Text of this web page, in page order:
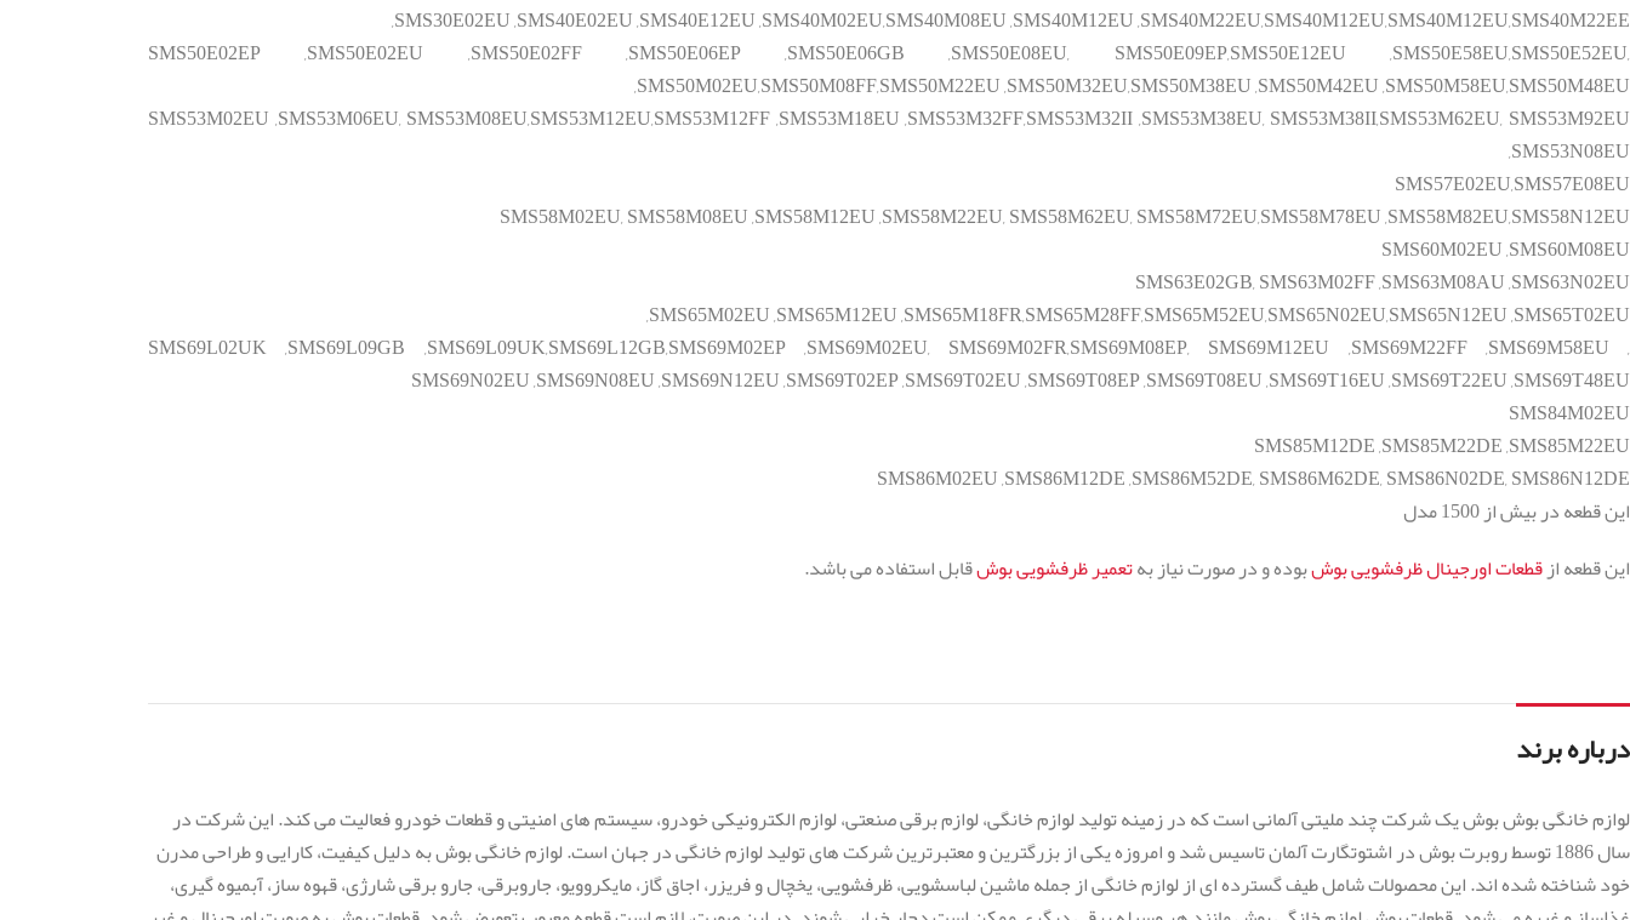
SMS30E02EU ,SMS40E02EU ,SMS40E12EU ,SMS40M02EU,SMS40M08EU ,SMS40M12EU ,SMS40M22EU,SMS40M12EU,SMS40M12EU,SMS40M22EE,
SMS50E02EP ,SMS50E02EU ,SMS50E02FF ,SMS50E06EP ,SMS50E06GB ,SMS50E08EU, SMS50E09EP,SMS50E12EU ,SMS50E58EU,SMS50E52EU,
SMS50M02EU,SMS50M08FF,SMS50M22EU ,SMS50M32EU,SMS50M38EU ,SMS50M42EU ,SMS50M58EU,SMS50M48EU,
SMS53M02EU ,SMS53M06EU, SMS53M08EU,SMS53M12EU,SMS53M12FF ,SMS53M18EU ,SMS53M32FF,SMS53M32II ,SMS53M38EU, SMS53M38II,SMS53M62EU, SMS53M92EU
,SMS53N08EU
SMS57E02EU,SMS57E08EU
SMS58M02EU, SMS58M08EU ,SMS58M12EU ,SMS58M22EU, SMS58M62EU, SMS58M72EU,SMS58M78EU ,SMS58M82EU,SMS58N12EU
SMS60M02EU ,SMS60M08EU
SMS63E02GB, SMS63M02FF ,SMS63M08AU ,SMS63N02EU
SMS65M02EU ,SMS65M12EU ,SMS65M18FR,SMS65M28FF,SMS65M52EU,SMS65N02EU,SMS65N12EU ,SMS65T02EU,
SMS69L02UK ,SMS69L09GB ,SMS69L09UK,SMS69L12GB,SMS69M02EP ,SMS69M02EU, SMS69M02FR,SMS69M08EP, SMS69M12EU ,SMS69M22FF ,SMS69M58EU ,
SMS69N02EU ,SMS69N08EU ,SMS69N12EU ,SMS69T02EP ,SMS69T02EU ,SMS69T08EP ,SMS69T08EU ,SMS69T16EU ,SMS69T22EU ,SMS69T48EU
SMS84M02EU
SMS85M12DE ,SMS85M22DE ,SMS85M22EU
SMS86M02EU ,SMS86M12DE ,SMS86M52DE, SMS86M62DE, SMS86N02DE, SMS86N12DE
این قطعه در بیش از 1500 مدل
این قطعه ازقطعات اورجینال ظرفشویی بوشبوده و در صورت نیاز بهتعمیر ظرفشویی بوشقابل استفاده می باشد.
درباره برند
لوازم خانگی بوش بوش یک شرکت چند ملیتی آلمانی است که در زمینه تولید لوازم خانگی، لوازم برقی صنعتی، لوازم الکترونیکی خودرو، سیستم های امنیتی و قطعات خودرو فعالیت می کند. این شرکت در
سال 1886 توسط روبرت بوش در اشتوتگارت آلمان تاسیس شد و امروزه یکی از بزرگترین و معتبرترین شرکت های تولید لوازم خانگی در جهان است. لوازم خانگی بوش به دلیل کیفیت، کارایی و طراحی مدرن
خود شناخته شده اند. این محصولات شامل طیف گسترده ای از لوازم خانگی از جمله ماشین لباسشویی، ظرفشویی، یخچال و فریزر، اجاق گاز، مایکروویو، جاروبرقی، جارو برقی شارژی، قهوه ساز، آبمیوه گیری،